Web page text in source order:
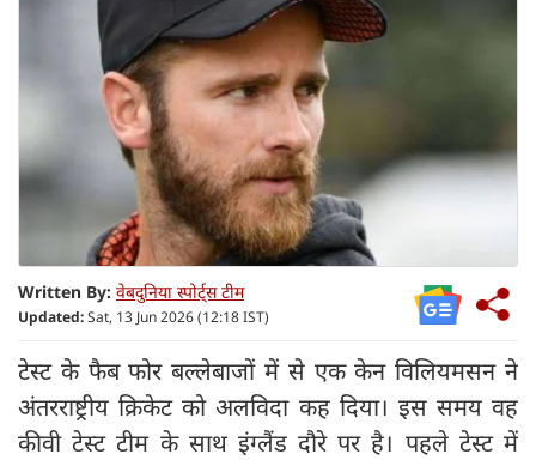
Written By: वेबदुनिया स्पोर्ट्स टीम
Updated:Sat, 13 Jun 2026 (12:18 IST)
टेस्ट के फैब फोर बल्लेबाजों में से एक केन विलियमसन ने
अंतरराष्ट्रीय क्रिकेट को अलविदा कह दिया। इस समय वह
कीवी टेस्ट टीम के साथ इंग्लैंड दौरे पर है। पहले टेस्ट में